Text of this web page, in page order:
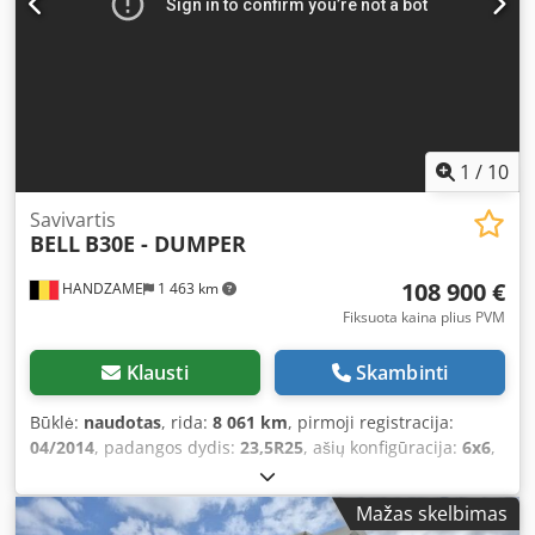
1 / 10
HANDZAME 1 463 km
Savivartis
BELL B30E - DUMPER
108 900 €
Fiksuota kaina plius PVM
Klausti Skambinti
Būklė: naudotas, rida: 8 061 km, pirmoji registracija:
04/2014, padangos dydis: 23,5R25, ašių konfigūracija: 6x6,
, spalva:geltonas
2014, veikimo valandos:8 000 h, Įranga:oro
kondicionavimas, Mažas skelbimas